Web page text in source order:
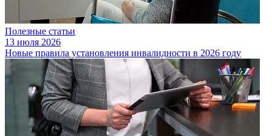
Полезные статьи
13 июля 2026
Новые правила установления инвалидности в 2026 году